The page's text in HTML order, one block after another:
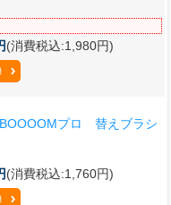
(消費税込:1,980円)
プロ 替えブラシ
(消費税込:1,760円)